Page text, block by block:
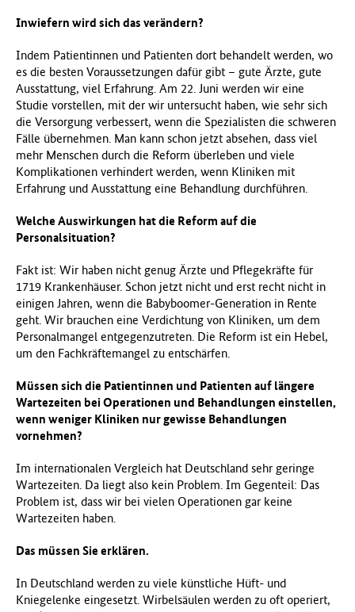
Inwiefern wird sich das verändern?
Indem Patientinnen und Patienten dort behandelt werden, wo
es die besten Voraussetzungen dafür gibt – gute Ärzte, gute
Ausstattung, viel Erfahrung. Am 22. Juni werden wir eine
Studie vorstellen, mit der wir untersucht haben, wie sehr sich
die Versorgung verbessert, wenn die Spezialisten die schweren
Fälle übernehmen. Man kann schon jetzt absehen, dass viel
mehr Menschen durch die Reform überleben und viele
Komplikationen verhindert werden, wenn Kliniken mit
Erfahrung und Ausstattung eine Behandlung durchführen.
Welche Auswirkungen hat die Reform auf die
Personalsituation?
Fakt ist: Wir haben nicht genug Ärzte und Pflegekräfte für
1719 Krankenhäuser. Schon jetzt nicht und erst recht nicht in
einigen Jahren, wenn die Babyboomer-Generation in Rente
geht. Wir brauchen eine Verdichtung von Kliniken, um dem
Personalmangel entgegenzutreten. Die Reform ist ein Hebel,
um den Fachkräftemangel zu entschärfen.
Müssen sich die Patientinnen und Patienten auf längere
Wartezeiten bei Operationen und Behandlungen einstellen,
wenn weniger Kliniken nur gewisse Behandlungen
vornehmen?
Im internationalen Vergleich hat Deutschland sehr geringe
Wartezeiten. Da liegt also kein Problem. Im Gegenteil: Das
Problem ist, dass wir bei vielen Operationen gar keine
Wartezeiten haben.
Das müssen Sie erklären.
In Deutschland werden zu viele künstliche Hüft- und
Kniegelenke eingesetzt. Wirbelsäulen werden zu oft operiert,